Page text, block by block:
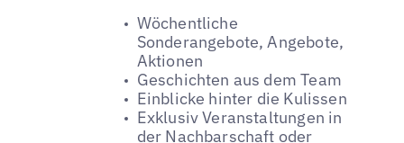
Wöchentliche
Sonderangebote, Angebote,
Aktionen
Geschichten aus dem Team
Einblicke hinter die Kulissen
Exklusiv Veranstaltungen in
der Nachbarschaft oder